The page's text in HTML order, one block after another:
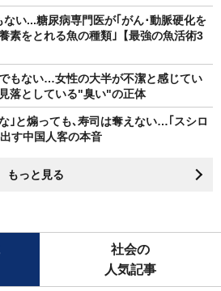
い...糖尿病専門医が｢がん･動脈硬化を
素をとれる魚の種類｣【最強の魚活術3
もない…女性の大半が不潔と感じてい
落としている"臭い"の正体
｣と煽っても､寿司は奪えない…｢スシロ
す中国人客の本音
もっと見る
社会の
人気記事